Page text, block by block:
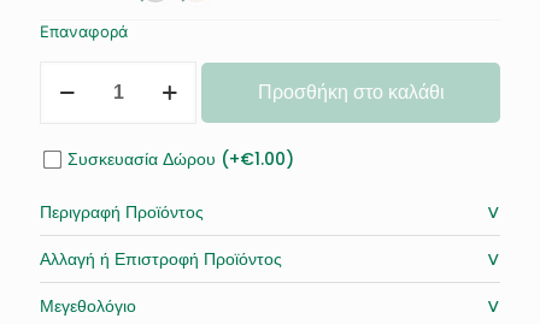
Επαναφορά
ΜΑΥΡΗ
Προσθήκη στο καλάθι
Συσκευασία Δώρου (+€1.00)
Περιγραφή Προϊόντος ˅
Αλλαγή ή Επιστροφή Προϊόντος ˅
Μεγεθολόγιο ˅